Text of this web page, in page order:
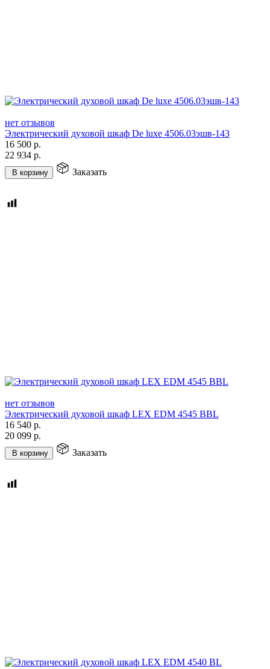
нет отзывов
Электрический духовой шкаф De luxe 4506.03эшв-143
16 500 р.
22 934 р.
В корзину Заказать
нет отзывов
Электрический духовой шкаф LEX EDM 4545 ВBL
16 540 р.
20 099 р.
В корзину Заказать